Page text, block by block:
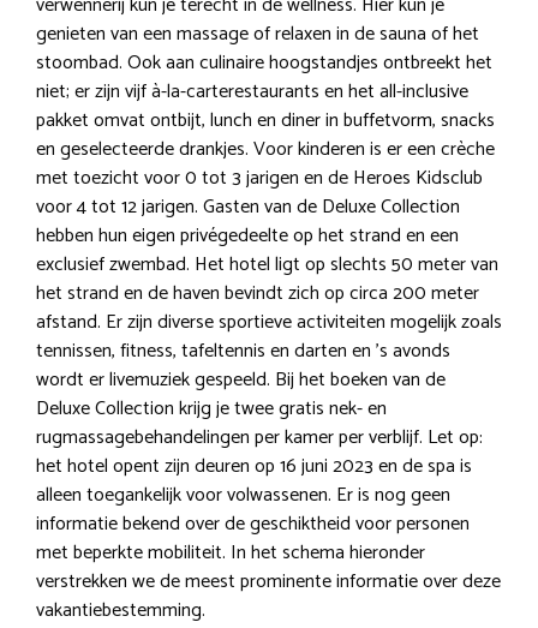
genieten van een massage of relaxen in de sauna of het
stoombad. Ook aan culinaire hoogstandjes ontbreekt het
niet; er zijn vijf à-la-carterestaurants en het all-inclusive
pakket omvat ontbijt, lunch en diner in buffetvorm, snacks
en geselecteerde drankjes. Voor kinderen is er een crèche
met toezicht voor 0 tot 3 jarigen en de Heroes Kidsclub
voor 4 tot 12 jarigen. Gasten van de Deluxe Collection
hebben hun eigen privégedeelte op het strand en een
exclusief zwembad. Het hotel ligt op slechts 50 meter van
het strand en de haven bevindt zich op circa 200 meter
afstand. Er zijn diverse sportieve activiteiten mogelijk zoals
tennissen, fitness, tafeltennis en darten en ’s avonds
wordt er livemuziek gespeeld. Bij het boeken van de
Deluxe Collection krijg je twee gratis nek- en
rugmassagebehandelingen per kamer per verblijf. Let op:
het hotel opent zijn deuren op 16 juni 2023 en de spa is
alleen toegankelijk voor volwassenen. Er is nog geen
informatie bekend over de geschiktheid voor personen
met beperkte mobiliteit. In het schema hieronder
verstrekken we de meest prominente informatie over deze
vakantiebestemming.